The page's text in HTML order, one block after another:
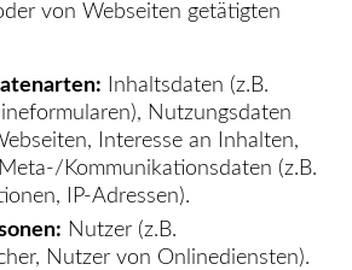
von Webseiten getätigten
Inhaltsdaten (z.B.
Nutzungsdaten
Interesse an Inhalten,
Kommunikationsdaten (z.B.
IP-Adressen).
Nutzer (z.B.
Nutzer von Onlinediensten).